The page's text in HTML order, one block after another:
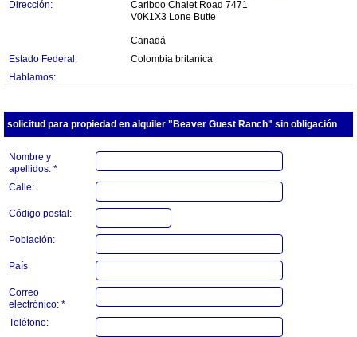
Dirección:
Cariboo Chalet Road 7471
V0K1X3 Lone Butte
Canadá
Estado Federal:
Colombia britanica
Hablamos:
solicitud para propiedad en alquiler "Beaver Guest Ranch" sin obligación
Nombre y
apellidos: *
Calle:
Código postal:
Población:
País
Correo
electrónico: *
Teléfono: